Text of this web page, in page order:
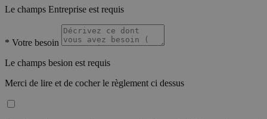
Le champs Entreprise est requis
* Votre besoin
Le champs besion est requis
Merci de lire et de cocher le règlement ci dessus